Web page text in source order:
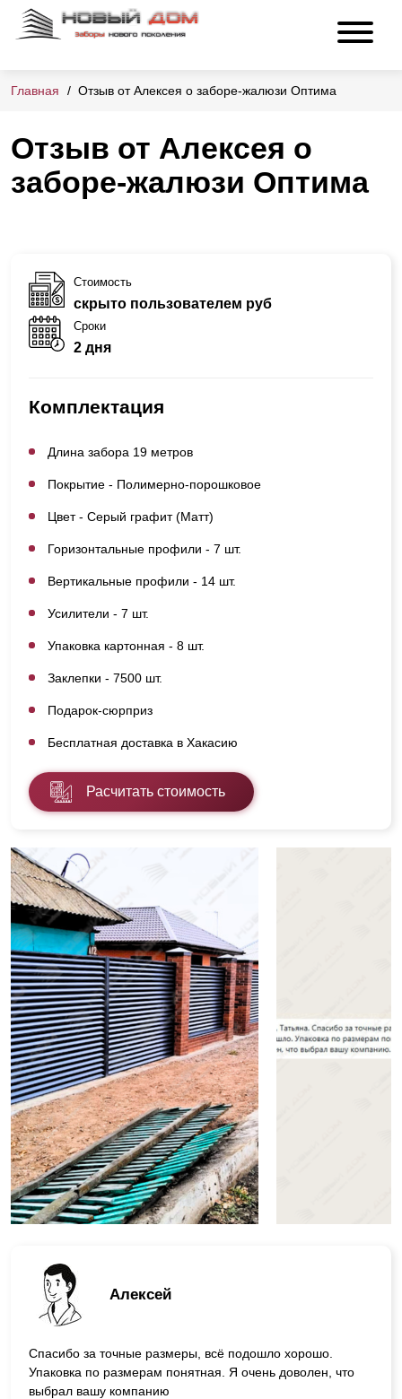
Главная Отзыв от Алексея о заборе-жалюзи Оптима
Отзыв от Алексея о
заборе-жалюзи Оптима
Алексей
Спасибо за точные размеры, всё подошло хорошо.
Упаковка по размерам понятная. Я очень доволен, что
выбрал вашу компанию
Стоимость
скрыто пользователем руб
Сроки
2 дня
Комплектация
Длина забора 19 метров
Покрытие - Полимерно-порошковое
Цвет - Серый графит (Матт)
Горизонтальные профили - 7 шт.
Вертикальные профили - 14 шт.
Усилители - 7 шт.
Упаковка картонная - 8 шт.
Заклепки - 7500 шт.
Подарок-сюрприз
Бесплатная доставка в Хакасию
Расчитать стоимость